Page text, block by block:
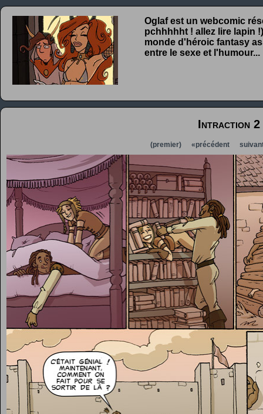
Oglaf est un webcomic
pchhhhht ! allez lire lapin
monde d'héroic fantasy
entre le sexe et l'humour...
Intraction 2
(premier) «précédent